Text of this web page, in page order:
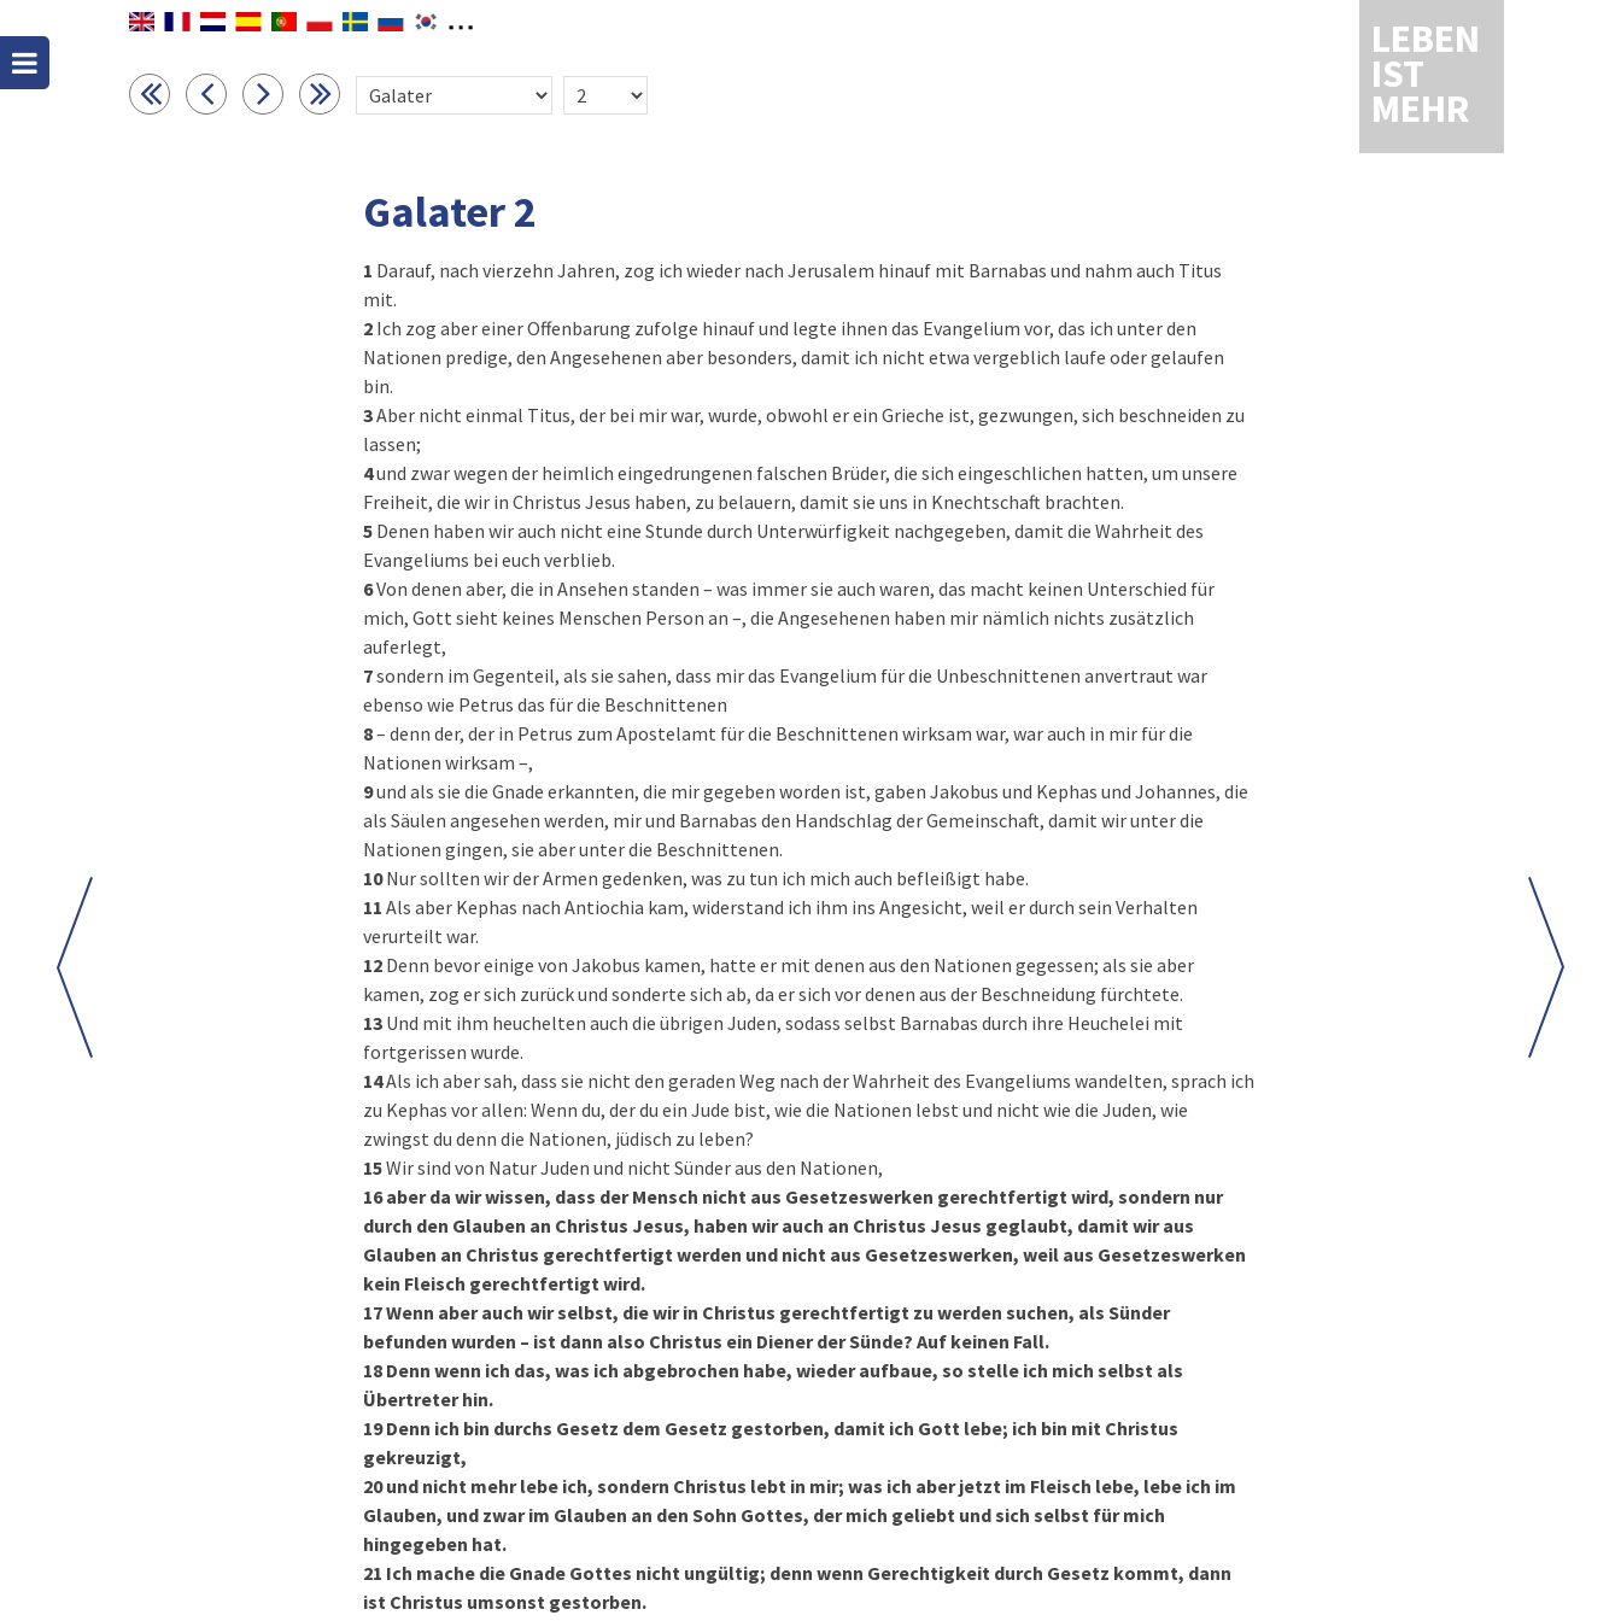
LEBEN
IST
MEHR
Galater 2
1 Darauf, nach vierzehn Jahren, zog ich wieder nach Jerusalem hinauf mit Barnabas und nahm auch Titus
mit.
2 Ich zog aber einer Offenbarung zufolge hinauf und legte ihnen das Evangelium vor, das ich unter den
Nationen predige, den Angesehenen aber besonders, damit ich nicht etwa vergeblich laufe oder gelaufen
bin.
3Aber nicht einmal Titus, der bei mir war, wurde, obwohl er ein Grieche ist, gezwungen, sich beschneiden zu
lassen;
4und zwar wegen der heimlich eingedrungenen falschen Brüder, die sich eingeschlichen hatten, um unsere
Freiheit, die wir in Christus Jesus haben, zu belauern, damit sie uns in Knechtschaft brachten.
5 Denen haben wir auch nicht eine Stunde durch Unterwürfigkeit nachgegeben, damit die Wahrheit des
Evangeliums bei euch verblieb.
6Von denen aber, die in Ansehen standen – was immer sie auch waren, das macht keinen Unterschied für
mich, Gott sieht keines Menschen Person an –, die Angesehenen haben mir nämlich nichts zusätzlich
auferlegt,
7sondern im Gegenteil, als sie sahen, dass mir das Evangelium für die Unbeschnittenen anvertraut war
ebenso wie Petrus das für die Beschnittenen
8– denn der, der in Petrus zum Apostelamt für die Beschnittenen wirksam war, war auch in mir für die
Nationen wirksam –,
9und als sie die Gnade erkannten, die mir gegeben worden ist, gaben Jakobus und Kephas und Johannes, die
als Säulen angesehen werden, mir und Barnabas den Handschlag der Gemeinschaft, damit wir unter die
Nationen gingen, sie aber unter die Beschnittenen.
10Nur sollten wir der Armen gedenken, was zu tun ich mich auch befleißigt habe.
11 Als aber Kephas nach Antiochia kam, widerstand ich ihm ins Angesicht, weil er durch sein Verhalten
verurteilt war.
12 Denn bevor einige von Jakobus kamen, hatte er mit denen aus den Nationen gegessen; als sie aber
kamen, zog er sich zurück und sonderte sich ab, da er sich vor denen aus der Beschneidung fürchtete.
13 Und mit ihm heuchelten auch die übrigen Juden, sodass selbst Barnabas durch ihre Heuchelei mit
fortgerissen wurde.
14Als ich aber sah, dass sie nicht den geraden Weg nach der Wahrheit des Evangeliums wandelten, sprach ich
zu Kephas vor allen: Wenn du, der du ein Jude bist, wie die Nationen lebst und nicht wie die Juden, wie
zwingst du denn die Nationen, jüdisch zu leben?
15Wir sind von Natur Juden und nicht Sünder aus den Nationen,
16aber da wir wissen, dass der Mensch nicht aus Gesetzeswerken gerechtfertigt wird, sondern nur
durch den Glauben an Christus Jesus, haben wir auch an Christus Jesus geglaubt, damit wir aus
Glauben an Christus gerechtfertigt werden und nicht aus Gesetzeswerken, weil aus Gesetzeswerken
kein Fleisch gerechtfertigt wird.
17Wenn aber auch wir selbst, die wir in Christus gerechtfertigt zu werden suchen, als Sünder
befunden wurden – ist dann also Christus ein Diener der Sünde? Auf keinen Fall.
18 Denn wenn ich das, was ich abgebrochen habe, wieder aufbaue, so stelle ich mich selbst als
Übertreter hin.
19Denn ich bin durchs Gesetz dem Gesetz gestorben, damit ich Gott lebe; ich bin mit Christus
gekreuzigt,
20und nicht mehr lebe ich, sondern Christus lebt in mir; was ich aber jetzt im Fleisch lebe, lebe ich im
Glauben, und zwar im Glauben an den Sohn Gottes, der mich geliebt und sich selbst für mich
hingegeben hat.
21 Ich mache die Gnade Gottes nicht ungültig; denn wenn Gerechtigkeit durch Gesetz kommt, dann
ist Christus umsonst gestorben.